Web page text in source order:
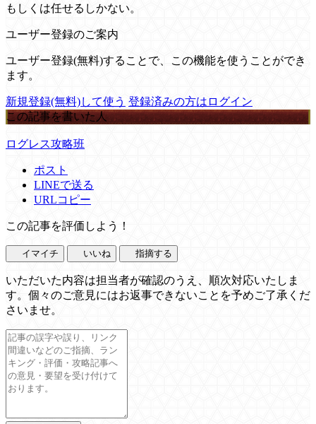
もしくは任せるしかない。
ユーザー登録のご案内
ユーザー登録(無料)することで、この機能を使うことができ
ます。
新規登録(無料)して使う 登録済みの方はログイン
この記事を書いた人
ログレス攻略班
ポスト
LINEで送る
URLコピー
この記事を評価しよう！
イマイチ いいね 指摘する
いただいた内容は担当者が確認のうえ、順次対応いたしま
す。個々のご意見にはお返事できないことを予めご了承くだ
さいませ。